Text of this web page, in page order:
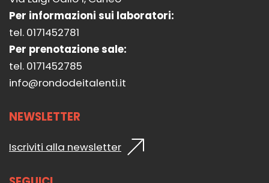
Per informazioni sui laboratori:
tel. 0171452781
Per prenotazione sale:
tel. 0171452785
info@rondodeitalenti.it
NEWSLETTER
Iscriviti alla newsletter